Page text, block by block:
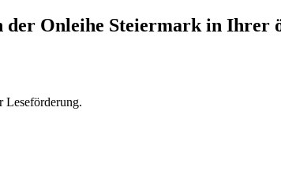
der Onleihe Steiermark in Ihrer
Leseförderung.